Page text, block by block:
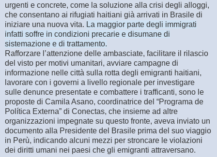
urgenti e concrete, come la soluzione alla crisi degli alloggi,
che consentano ai rifugiati haitiani già arrivati in Brasile di
iniziare una nuova vita. La maggior parte degli immigrati
infatti soffre in condizioni precarie e disumane di
sistemazione e di trattamento.
Rafforzare l’attenzione delle ambasciate, facilitare il rilascio
del visto per motivi umanitari, avviare campagne di
informazione nelle città sulla rotta degli emigranti haitiani,
lavorare con i governi a livello regionale per investigare
sulle denunce presentate e combattere i trafficanti, sono le
proposte di Camila Asano, coordinatrice del “Programa de
Política Externa” di Conectas, che insieme ad altre
organizzazioni impegnate su questo fronte, aveva inviato un
documento alla Presidente del Brasile prima del suo viaggio
in Perù, indicando alcuni mezzi per stroncare le violazioni
dei diritti umani nei paesi che gli emigranti attraversano.